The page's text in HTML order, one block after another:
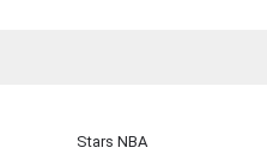
Stars NBA